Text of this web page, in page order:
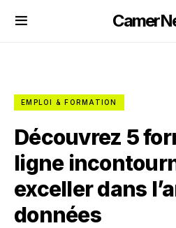
EMPLOI & FORMATION
Découvrez 5
ligne
exceller dans
données